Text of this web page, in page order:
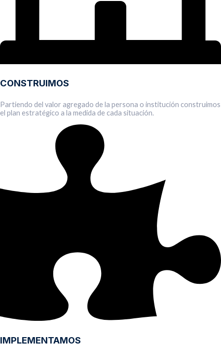
CONSTRUIMOS
Partiendo del valor agregado de la persona o institución construimos
el plan estratégico a la medida de cada situación.
IMPLEMENTAMOS